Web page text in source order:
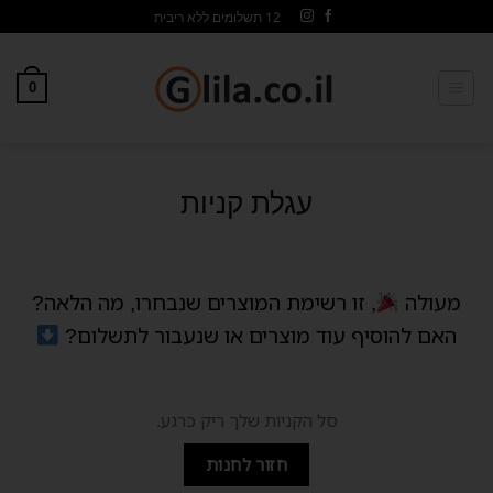
12 תשלומים ללא ריבית
0
עגלת קניות
מעולה
, זו רשימת המוצרים שנבחרו, מה הלאה?
האם להוסיף עוד מוצרים או שנעבור לתשלום?
סל הקניות שלך ריק כרגע.
חזור לחנות